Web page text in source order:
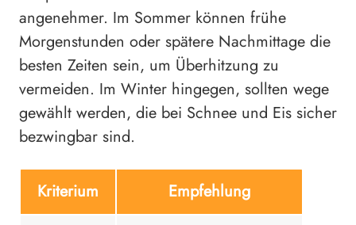
angenehmer. Im Sommer können frühe
Morgenstunden oder spätere Nachmittage die
besten Zeiten sein, um Überhitzung zu
vermeiden. Im Winter hingegen, sollten wege
gewählt werden, die bei Schnee und Eis sicher
bezwingbar sind.
Kriterium
Empfehlung